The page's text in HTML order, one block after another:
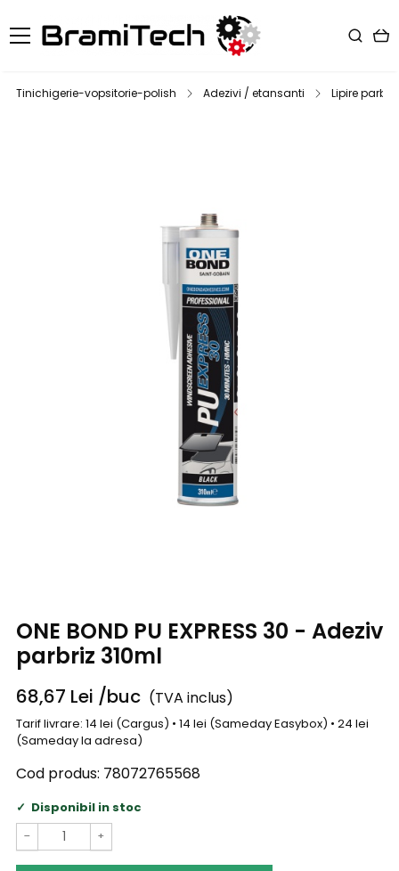
Tinichigerie-vopsitorie-polish Adezivi / etansanti Lipire parbriz
ONE BOND PU EXPRESS 30 - Adeziv
parbriz 310ml
68,67 Lei /buc (TVA inclus)
Tarif livrare: 14 lei (Cargus) • 14 lei (Sameday Easybox) • 24 lei
(Sameday la adresa)
Cod produs: 78072765568
Disponibil in stoc
− +